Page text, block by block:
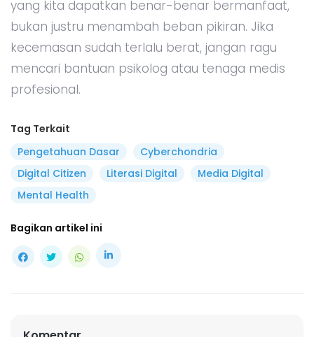
yang kita dapatkan benar-benar bermanfaat,
bukan justru menambah beban pikiran. Jika
kecemasan sudah terlalu berat, jangan ragu
mencari bantuan psikolog atau tenaga medis
profesional.
Tag Terkait
Pengetahuan Dasar
Cyberchondria
Digital Citizen
Literasi Digital
Media Digital
Mental Health
Bagikan artikel ini